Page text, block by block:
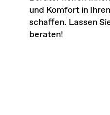
nach:und Komfort in
schaffen. Lassen
beraten!